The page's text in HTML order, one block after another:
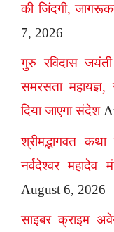
की जिंदगी,
7, 2026
गुरु रविदास
समरसता
दिया जाएगा संदेश
श्रीमद्भागवत
नर्वदेश्वर
August 6, 2026
साइबर क्राइम